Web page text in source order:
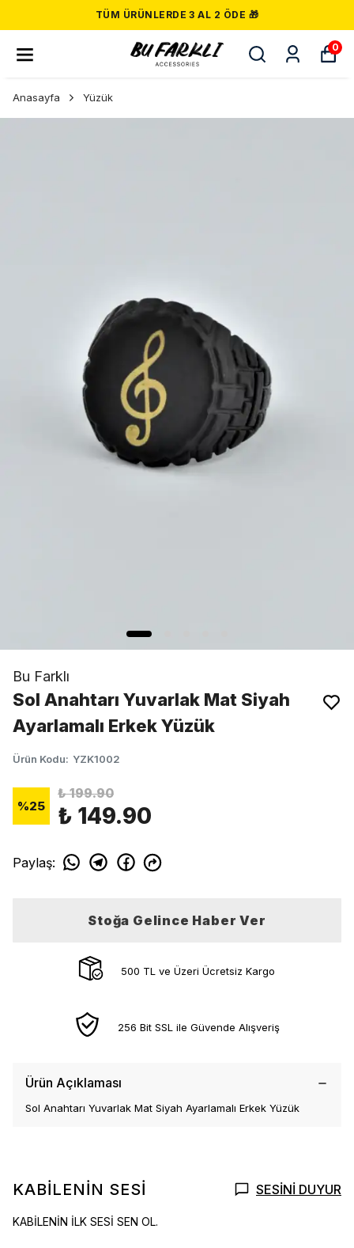
TÜM ÜRÜNLERDE 3 AL 2 ÖDE 🎁
0
Anasayfa Yüzük
Bu Farklı
Sol Anahtarı Yuvarlak Mat Siyah
Ayarlamalı Erkek Yüzük
Ürün Kodu: YZK1002
%25
₺ 199.90
₺ 149.90
Paylaş:
Stoğa Gelince Haber Ver
500 TL ve Üzeri Ücretsiz Kargo
256 Bit SSL ile Güvende Alışveriş
Ürün Açıklaması
Sol Anahtarı Yuvarlak Mat Siyah Ayarlamalı Erkek Yüzük
KABİLENİN SESİ SESİNİ DUYUR
KABİLENİN İLK SESİ SEN OL.